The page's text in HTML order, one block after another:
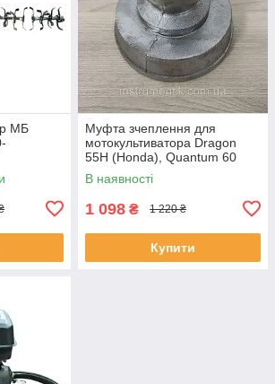
МБ
Муфта зчеплення для
мотокультиватора Dragon
55H (Honda), Quantum 60
(Briggs & Stratton)
В наявності
1 098 ₴ 1 220 ₴
Купити